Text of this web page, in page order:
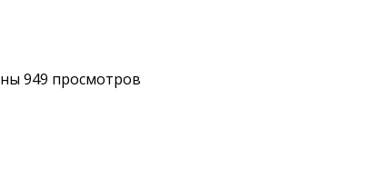
949 просмотров